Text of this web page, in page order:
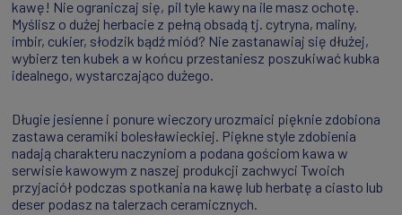
kawę! Nie ograniczaj się, pil tyle kawy na ile masz ochotę.
Myślisz o dużej herbacie z pełną obsadą tj. cytryna, maliny,
imbir, cukier, słodzik bądź miód? Nie zastanawiaj się dłużej,
wybierz ten kubek a w końcu przestaniesz poszukiwać kubka
idealnego, wystarczająco dużego.
Długie jesienne i ponure wieczory urozmaici pięknie zdobiona
zastawa ceramiki bolesławieckiej. Piękne style zdobienia
nadają charakteru naczyniom a podana gościom kawa w
serwisie kawowym z naszej produkcji zachwyci Twoich
przyjaciół podczas spotkania na kawę lub herbatę a ciasto lub
deser podasz na talerzach ceramicznych.